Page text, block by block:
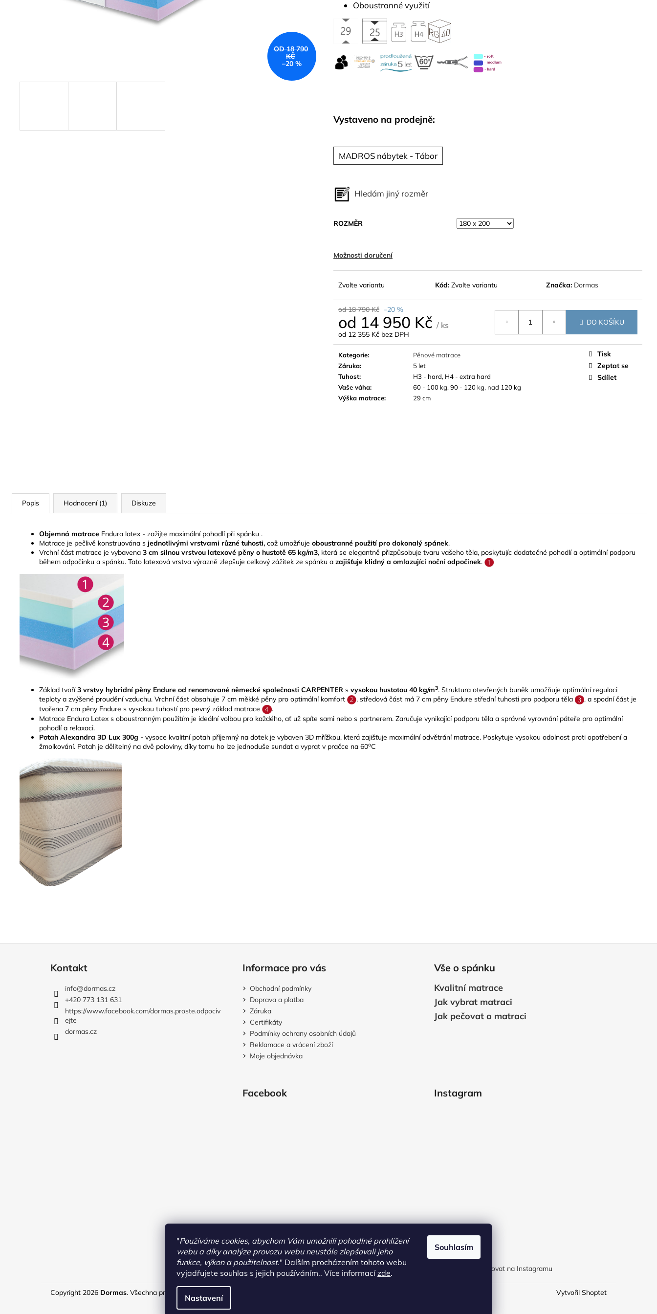
"Používáme cookies, abychom Vám umožnili pohodlné prohlížení
webu a díky analýze provozu webu neustále zlepšovali jeho
funkce, výkon a použitelnost." Dalším procházením tohoto webu
vyjadřujete souhlas s jejich používáním.. Více informacízde.
Nastavení
Souhlasím
Oboustranné využití
Vystaveno na prodejně:
MADROS nábytek - Tábor
Hledám jiný rozměr
ROZMĚR
Možnosti doručení
Zvolte variantu Kód: Zvolte variantu Značka: Dormas
od 18 790 Kč –20 %
od 14 950 Kč / ks
od 12 355 Kč bez DPH
Měrná
cena:
DO KOŠÍKU
Kategorie:
Pěnové matrace
Záruka:
5 let
Tuhost:
H3 - hard, H4 - extra hard
Vaše váha:
60 - 100 kg, 90 - 120 kg, nad 120 kg
Výška matrace: 29 cm
Tisk
Zeptat se
Sdílet
OD 18 790
KČ
–20 %
Popis Hodnocení (1) Diskuze
Objemná matrace Endura latex - zažijte maximální pohodlí při spánku .
Matrace je pečlivě konstruována s jednotlivými vrstvami různé tuhosti, což umožňuje oboustranné použití pro dokonalý spánek.
Vrchní část matrace je vybavena 3 cm silnou vrstvou latexové pěny o hustotě 65 kg/m3, která se elegantně přizpůsobuje tvaru vašeho těla, poskytujíc dodatečné pohodlí a optimální podporu
během odpočinku a spánku. Tato latexová vrstva výrazně zlepšuje celkový zážitek ze spánku a zajišťuje klidný a omlazující noční odpočinek.
Základ tvoří3 vrstvy hybridní pěny Endure od renomované německé společnosti CARPENTER s vysokou hustotou 40 kg/m3. Struktura otevřených buněk umožňuje optimální regulaci
teploty a zvýšené proudění vzduchu. Vrchní část obsahuje 7 cm měkké pěny pro optimální komfort
, středová část má 7 cm pěny Endure střední tuhosti pro podporu těla
, a spodní část je
tvořena 7 cm pěny Endure s vysokou tuhostí pro pevný základ matrace
.
Matrace Endura Latex s oboustranným použitím je ideální volbou pro každého, ať už spíte sami nebo s partnerem. Zaručuje vynikající podporu těla a správné vyrovnání páteře pro optimální
pohodlí a relaxaci.
Potah Alexandra 3D Lux 300g - vysoce kvalitní potah příjemný na dotek je vybaven 3D mřížkou, která zajišťuje maximální odvětrání matrace. Poskytuje vysokou odolnost proti opotřebení a
žmolkování. Potah je dělitelný na dvě poloviny, díky tomu ho lze jednoduše sundat a vyprat v pračce na 60oC
Kontakt
info@dormas.cz
+420 773 131 631
https://www.facebook.com/dormas.proste.odpociv
ejte
dormas.cz
Informace pro vás
Obchodní podmínky
Doprava a platba
Záruka
Certifikáty
Podmínky ochrany osobních údajů
Reklamace a vrácení zboží
Moje objednávka
Vše o spánku
Kvalitní matrace
Jak vybrat matraci
Jak pečovat o matraci
Facebook Instagram
Sledovat na Instagramu
Vytvořil Shoptet
Copyright 2026 Dormas. Všechna práva vyhrazena. Upravit nastavení cookies